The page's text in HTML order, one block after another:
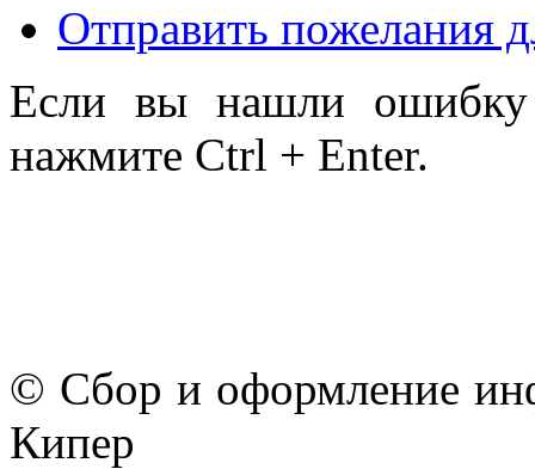
Отправить пожелания
Если вы нашли ошибку
нажмите Ctrl + Enter.
© Сбор и оформление
Кипер